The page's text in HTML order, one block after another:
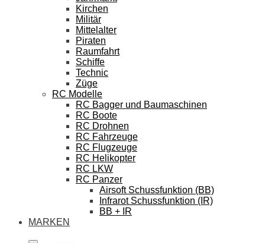
Kirchen
Militär
Mittelalter
Piraten
Raumfahrt
Schiffe
Technic
Züge
RC Modelle
RC Bagger und Baumaschinen
RC Boote
RC Drohnen
RC Fahrzeuge
RC Flugzeuge
RC Helikopter
RC LKW
RC Panzer
Airsoft Schussfunktion (BB)
Infrarot Schussfunktion (IR)
BB + IR
MARKEN